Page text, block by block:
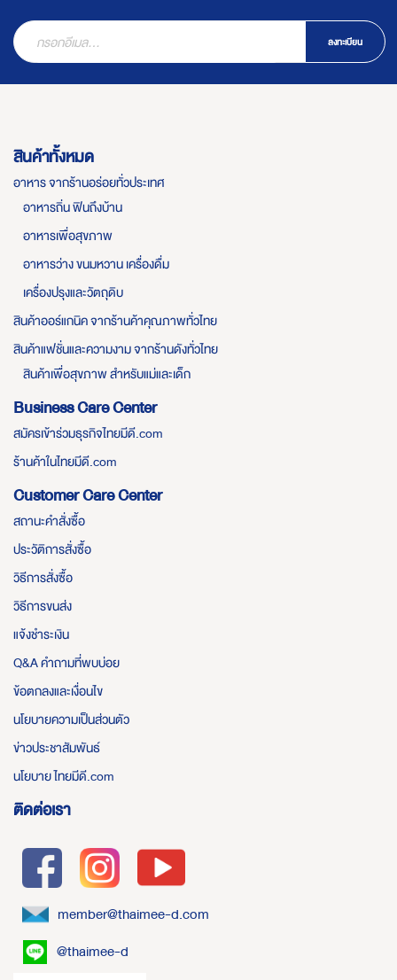
ลงทะเบียน
สินค้าทั้งหมด
อาหาร จากร้านอร่อยทั่วประเทศ
อาหารถิ่น ฟินถึงบ้าน
อาหารเพื่อสุขภาพ
อาหารว่าง ขนมหวาน เครื่องดื่ม
เครื่องปรุงและวัตถุดิบ
สินค้าออร์แกนิค จากร้านค้าคุณภาพทั่วไทย
สินค้าแฟชั่นและความงาม จากร้านดังทั่วไทย
สินค้าเพื่อสุขภาพ สำหรับแม่และเด็ก
Business Care Center
สมัครเข้าร่วมธุรกิจไทยมีดี.com
ร้านค้าในไทยมีดี.com
Customer Care Center
สถานะคำสั่งซื้อ
ประวัติการสั่งซื้อ
วิธีการสั่งซื้อ
วิธีการขนส่ง
แจ้งชำระเงิน
Q&A คำถามที่พบบ่อย
ข้อตกลงและเงื่อนไข
นโยบายความเป็นส่วนตัว
ข่าวประชาสัมพันธ์
นโยบาย ไทยมีดี.com
ติดต่อเรา
member@thaimee-d.com
@thaimee-d